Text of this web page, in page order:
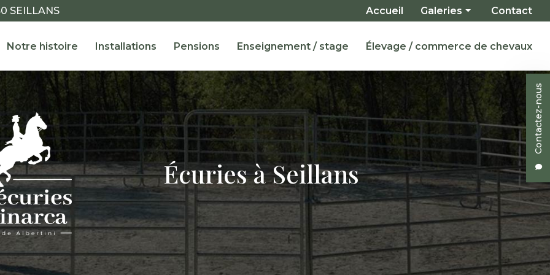
SEILLANS Navigation secondaire
Accueil
Galeries
Pensions
Enseignement / Stage
Chevaux à vendre
Contact
Contactez-nous
Notre histoire
Installations Pensions Enseignement / stage Élevage / commerce de chevaux
Écuries à Seillans